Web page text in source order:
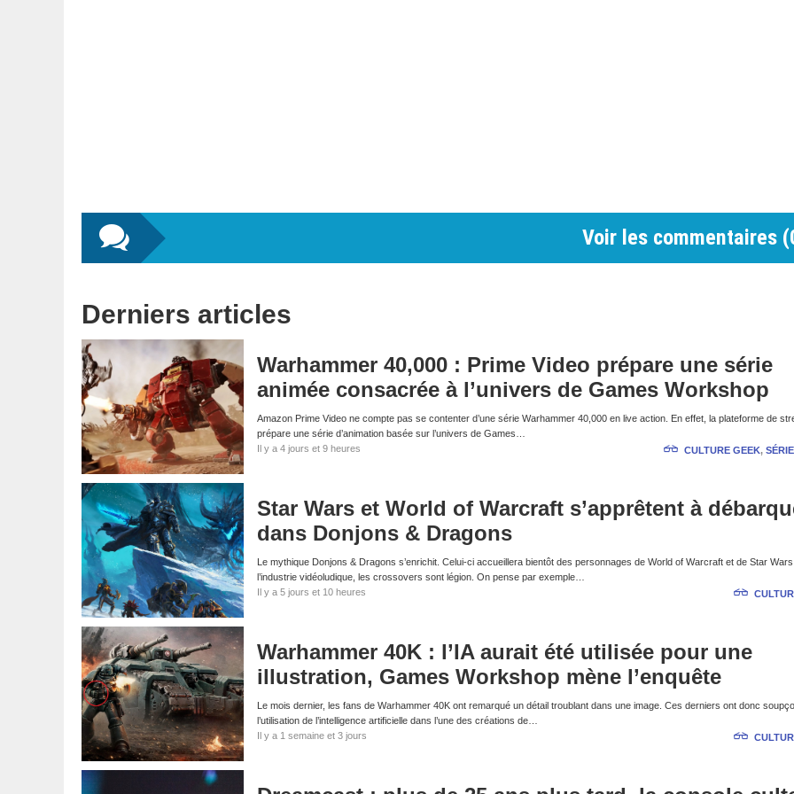
Voir les commentaires (
Derniers articles
Warhammer 40,000 : Prime Video prépare une série
animée consacrée à l’univers de Games Workshop
Amazon Prime Video ne compte pas se contenter d’une série Warhammer 40,000 en live action. En effet, la plateforme de
prépare une série d’animation basée sur l’univers de Games…
Il y a 4 jours et 9 heures
CULTURE GEEK,
Star Wars et World of Warcraft s’apprêtent à
dans Donjons & Dragons
Le mythique Donjons & Dragons s’enrichit. Celui-ci accueillera bientôt des personnages de World of Warcraft et de Star
l’industrie vidéoludique, les crossovers sont légion. On pense par exemple…
Il y a 5 jours et 10 heures
Warhammer 40K : l’IA aurait été utilisée pour une
illustration, Games Workshop mène l’enquête
Le mois dernier, les fans de Warhammer 40K ont remarqué un détail troublant dans une image. Ces derniers ont donc
l’utilisation de l’intelligence artificielle dans l’une des créations de…
Il y a 1 semaine et 3 jours